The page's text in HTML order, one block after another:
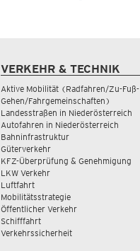
VERKEHR & TECHNIK
Aktive Mobilität (Radfahren/Zu-Fuß-
Gehen/Fahrgemeinschaften)
Landesstraßen in Niederösterreich
Autofahren in Niederösterreich
Bahninfrastruktur
Güterverkehr
KFZ-Überprüfung & Genehmigung
LKW Verkehr
Luftfahrt
Mobilitätsstrategie
Öffentlicher Verkehr
Schifffahrt
Verkehrssicherheit